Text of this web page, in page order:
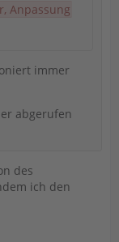
Anpassung
immer
abgerufen
des
ich den